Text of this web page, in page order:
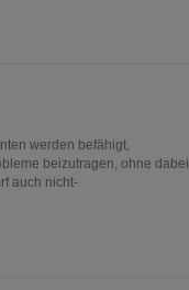
werden befähigt,
beizutragen, ohne dabei
auch nicht-